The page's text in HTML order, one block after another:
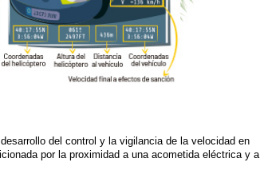
del control y la vigilancia de la velocidad en
por la proximidad a una acometida eléctrica y a